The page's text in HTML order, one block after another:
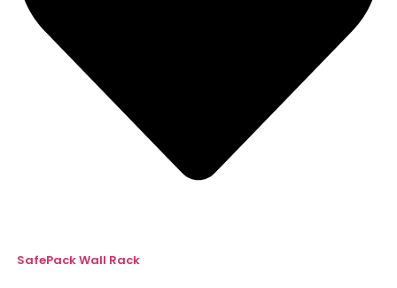
SafePack Wall Rack